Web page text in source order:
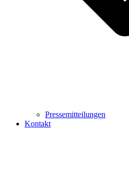
Pressemitteilungen
Kontakt